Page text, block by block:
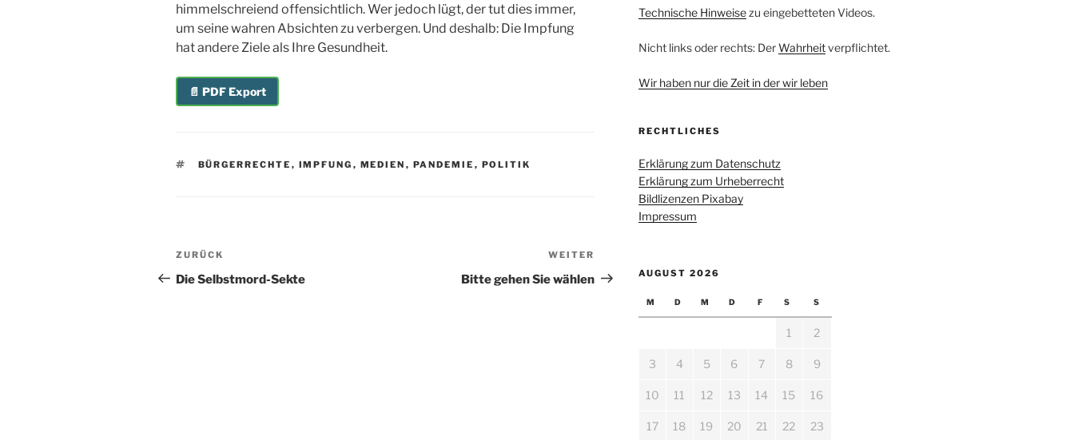
himmelschreiend offensichtlich. Wer jedoch lügt, der tut dies immer,
um seine wahren Absichten zu verbergen. Und deshalb: Die Impfung
hat andere Ziele als Ihre Gesundheit.
📄 PDF Export
SCHLAGWÖRTER
BÜRGERRECHTE , IMPFUNG , MEDIEN , PANDEMIE , POLITIK
Beitragsnavigation
Vorheriger
Beitrag
ZURÜCK
Die Selbstmord-Sekte
Beitrag
WEITER
Bitte gehen Sie wählen
Technische Hinweisezu eingebetteten Videos.
Nicht links oder rechts: DerWahrheitverpflichtet.
Wir haben nur die Zeit in der wir leben
RECHTLICHES
Erklärung zum Datenschutz
Erklärung zum Urheberrecht
Bildlizenzen Pixabay
Impressum
AUGUST 2026
M D M D F S S
1 2
3 4 5 6 7 8 9
10 11 12 13 14 15 16
17 18 19 20 21 22 23